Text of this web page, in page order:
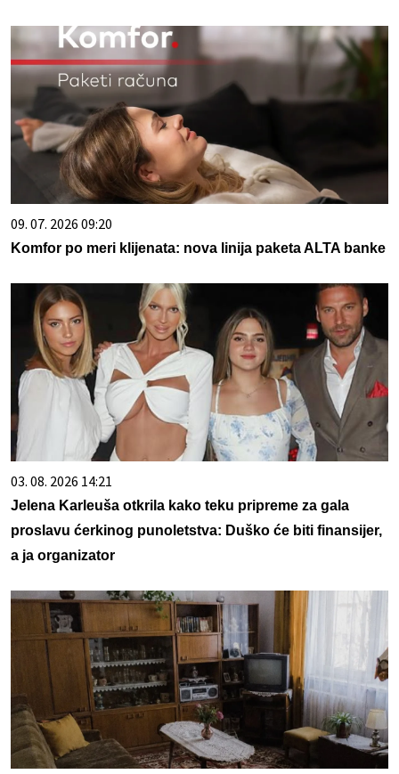
09. 07. 2026 09:20
Komfor po meri klijenata: nova linija paketa ALTA banke
03. 08. 2026 14:21
Jelena Karleuša otkrila kako teku pripreme za gala
proslavu ćerkinog punoletstva: Duško će biti finansijer,
a ja organizator